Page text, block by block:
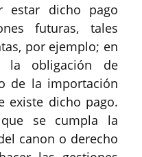
estar dicho pago
futuras, tales
por ejemplo; en
la obligación de
de la importación
existe dicho pago.
se cumpla la
canon o derecho